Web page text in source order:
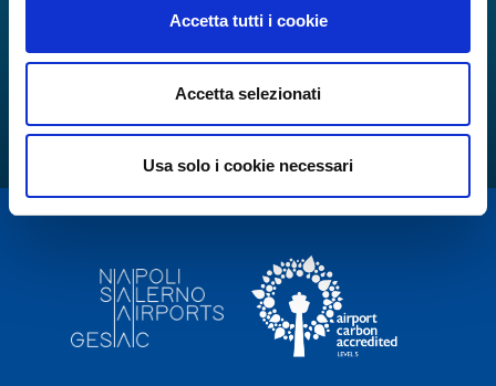
Accetta tutti i cookie
Accetta selezionati
Usa solo i cookie necessari